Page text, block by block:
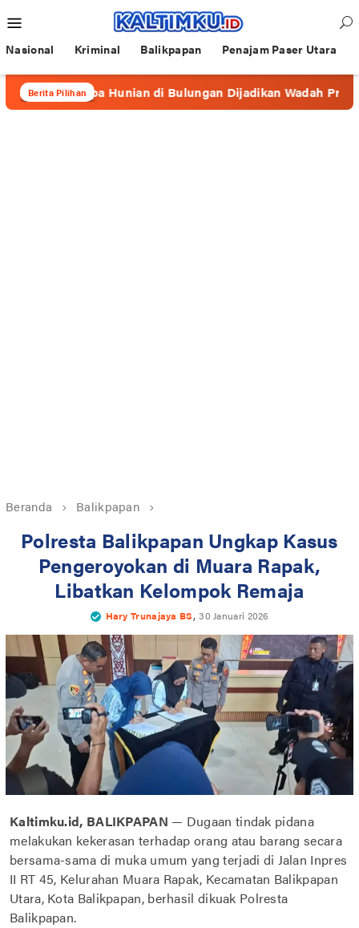
ke
kontenMobile
Nasional Kriminal Balikpapan Penajam Paser Utara
Berita Pilihan
Hunian di Bulungan Dijadikan Wadah Prostitusi
Beranda Balikpapan
Polresta Balikpapan Ungkap Kasus
Pengeroyokan di Muara Rapak,
Libatkan Kelompok Remaja
Hary Trunajaya BS,30 Januari 2026
Kaltimku.id, BALIKPAPAN — Dugaan tindak pidana
melakukan kekerasan terhadap orang atau barang secara
bersama-sama di muka umum yang terjadi di Jalan Inpres
II RT 45, Kelurahan Muara Rapak, Kecamatan Balikpapan
Utara, Kota Balikpapan, berhasil dikuak Polresta
Balikpapan.